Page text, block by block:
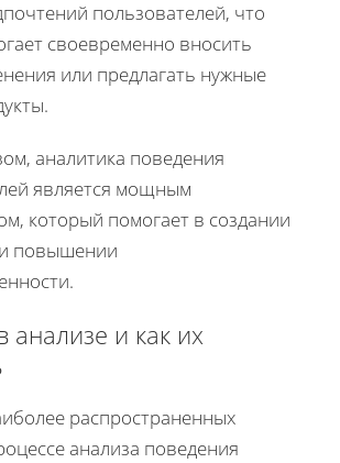
пользователей, что
своевременно вносить
или предлагать нужные
аналитика поведения
является мощным
который помогает в создании
повышении
и как их
распространенных
анализа поведения